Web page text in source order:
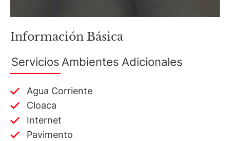
Información Básica
Servicios Ambientes Adicionales
Agua Corriente
Cloaca
Internet
Pavimento